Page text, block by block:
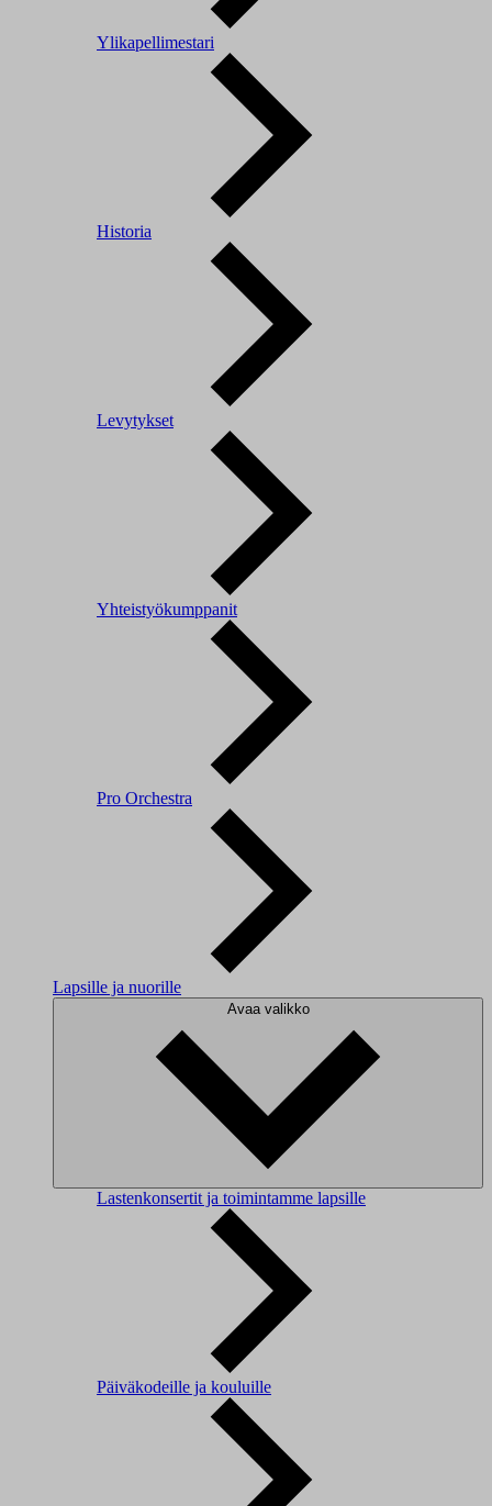
Ylikapellimestari
Historia
Levytykset
Yhteistyökumppanit
Pro Orchestra
Lapsille ja nuorille
Avaa valikko
Lastenkonsertit ja toimintamme lapsille
Päiväkodeille ja kouluille